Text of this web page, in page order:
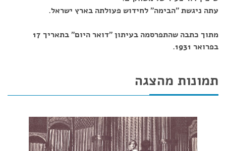
עתה ניגשת "הבימה" לחידוש פעולתה בארץ ישראל.
מתוך כתבה שהתפרסמה בעיתון "דואר היום" בתאריך 17
בפרואר 1931.
תמונות מהצגה